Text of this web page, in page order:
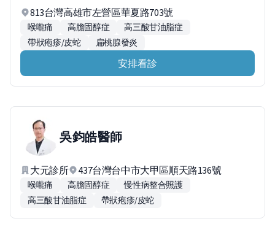
813台灣高雄市左營區華夏路703號
喉嚨痛 高膽固醇症
高三酸甘油脂症
帶狀疱疹/皮蛇
扁桃腺發炎
安排看診
吳鈞皓醫師
大元診所 437台灣台中市大甲區順天路136號
喉嚨痛 高膽固醇症
慢性病整合照護
高三酸甘油脂症
帶狀疱疹/皮蛇